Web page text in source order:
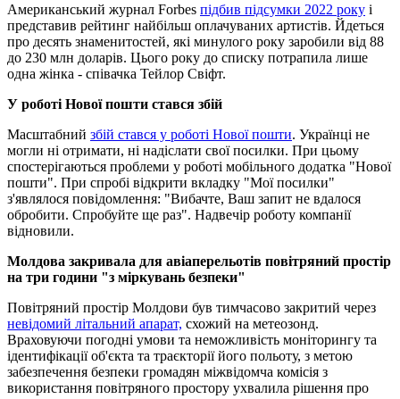
Американський журнал Forbes підбив підсумки 2022 року і
представив рейтинг найбільш оплачуваних артистів. Йдеться
про десять знаменитостей, які минулого року заробили від 88
до 230 млн доларів. Цього року до списку потрапила лише
одна жінка - співачка Тейлор Свіфт.
У роботі Нової пошти стався збій
Масштабний збій стався у роботі Нової пошти. Українці не
могли ні отримати, ні надіслати свої посилки. При цьому
спостерігаються проблеми у роботі мобільного додатка "Нової
пошти". При спробі відкрити вкладку "Мої посилки"
з'являлося повідомлення: "Вибачте, Ваш запит не вдалося
обробити. Спробуйте ще раз". Надвечір роботу компанії
відновили.
Молдова закривала для авіаперельотів повітряний простір
на три години "з міркувань безпеки"
Повітряний простір Молдови був тимчасово закритий через
невідомий літальний апарат, схожий на метеозонд.
Враховуючи погодні умови та неможливість моніторингу та
ідентифікації об'єкта та траєкторії його польоту, з метою
забезпечення безпеки громадян міжвідомча комісія з
використання повітряного простору ухвалила рішення про